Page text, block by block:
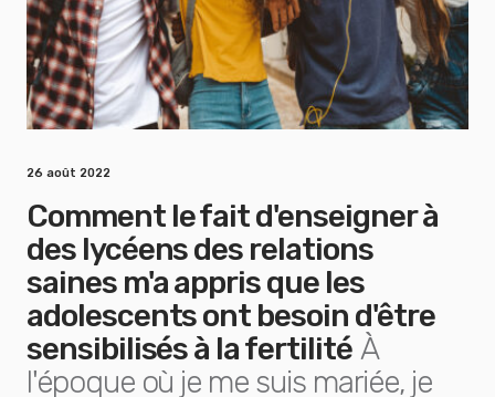
26 août 2022
Comment le fait d'enseigner à
des lycéens des relations
saines m'a appris que les
adolescents ont besoin d'être
sensibilisés à la fertilité À
l'époque où je me suis mariée, je